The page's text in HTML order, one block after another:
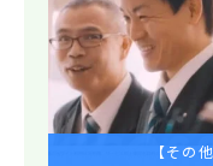
【その